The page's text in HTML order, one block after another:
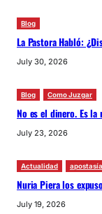
Blog
La Pastora Habló:
July 30, 2026
Blog Como Juzgar
No es el dinero. Es la
July 23, 2026
Actualidad apostasía
Nuria Piera los
July 19, 2026